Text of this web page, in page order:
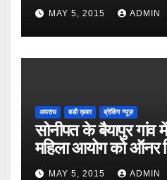
MAY 5, 2015 ADMIN
अपराध बडी ख़बर ब्रेकिंग न्यूज़
सोनीपत के बैयापुर गांव
महिला आयोग को ऑनर
MAY 5, 2015 ADMIN